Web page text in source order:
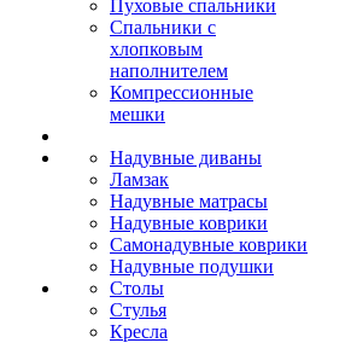
Пуховые спальники
Спальники с
хлопковым
наполнителем
Компрессионные
мешки
Надувные диваны
Ламзак
Надувные матрасы
Надувные коврики
Самонадувные коврики
Надувные подушки
Столы
Стулья
Кресла